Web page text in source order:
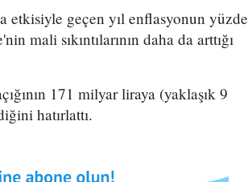
etkisiyle geçen yıl enflasyonun yüzde
mali sıkıntılarının daha da arttığı
171 milyar liraya (yaklaşık 9
hatırlattı.